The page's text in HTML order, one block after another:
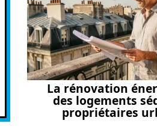
La rénovation
des logements
propriétaires